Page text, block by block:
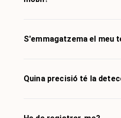
S'emmagatzema el meu
Quina precisió té la